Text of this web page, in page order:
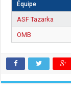
Équipe
ASF Tazarka
OMB